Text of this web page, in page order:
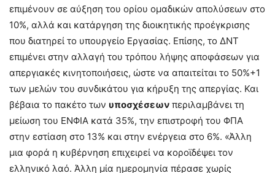
επιμένουν σε αύξηση του ορίου ομαδικών απολύσεων στο
10%, αλλά και κατάργηση της διοικητικής προέγκρισης
που διατηρεί το υπουργείο Εργασίας. Επίσης, το ΔΝΤ
επιμένει στην αλλαγή του τρόπου λήψης αποφάσεων για
απεργιακές κινητοποιήσεις, ώστε να απαιτείται το 50%+1
των μελών του συνδικάτου για κήρυξη της απεργίας. Και
βέβαια το πακέτο των υποσχέσεων περιλαμβάνει τη
μείωση του ΕΝΦΙΑ κατά 35%, την επιστροφή του ΦΠΑ
στην εστίαση στο 13% και στην ενέργεια στο 6%. «Άλλη
μια φορά η κυβέρνηση επιχειρεί να κοροϊδέψει τον
ελληνικό λαό. Άλλη μία ημερομηνία πέρασε χωρίς